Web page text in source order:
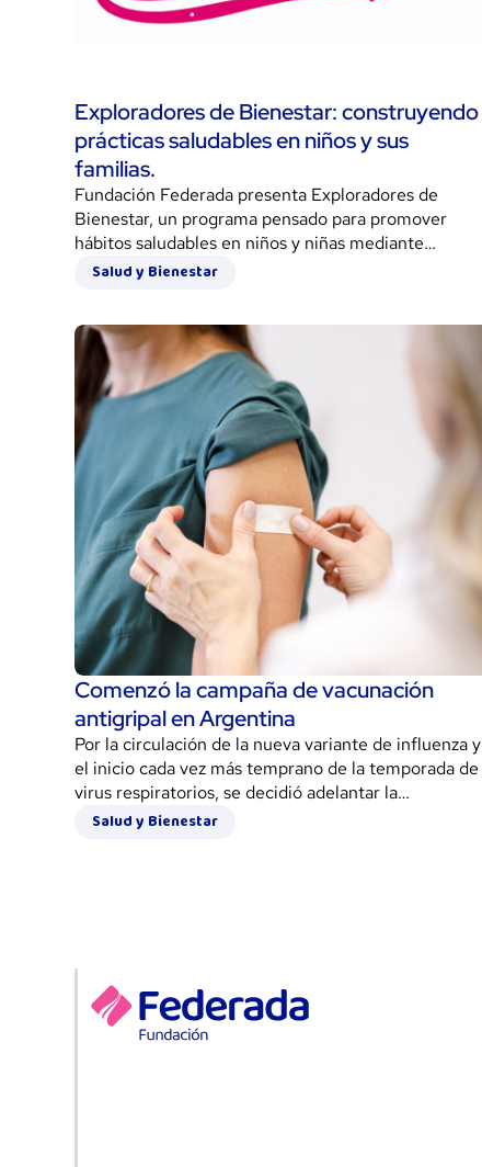
Exploradores de Bienestar: construyendo
prácticas saludables en niños y sus
familias.
Fundación Federada presenta Exploradores de
Bienestar, un programa pensado para promover
hábitos saludables en niños y niñas mediante
propuestas lúdicas, participativas y accesibles para
Salud y Bienestar
Comenzó la campaña de vacunación
antigripal en Argentina
Por la circulación de la nueva variante de influenza y
el inicio cada vez más temprano de la temporada de
virus respiratorios, se decidió adelantar la
inoculación.
Salud y Bienestar